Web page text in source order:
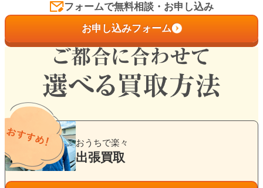
フォームで無料相談・お申し込み
お申し込みフォーム
おうちで楽々
出張買取
グ
ー
プ
リ